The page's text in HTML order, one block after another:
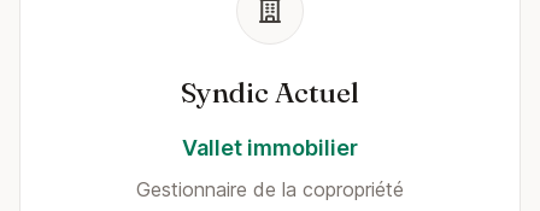
Syndic Actuel
Vallet immobilier
Gestionnaire de la copropriété